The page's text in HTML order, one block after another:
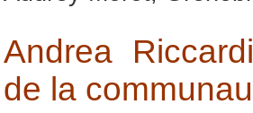
Andrea
de la